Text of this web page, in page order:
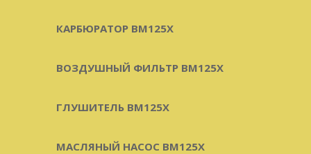
КАРБЮРАТОР BM125X
ВОЗДУШНЫЙ ФИЛЬТР BM125X
ГЛУШИТЕЛЬ BM125X
МАСЛЯНЫЙ НАСОС BM125X